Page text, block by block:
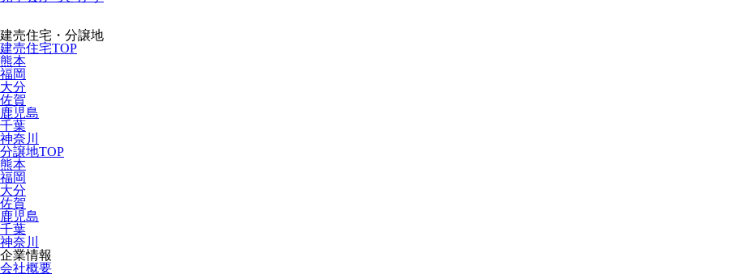
建売住宅・分譲地
建売住宅TOP
熊本
福岡
大分
佐賀
鹿児島
千葉
神奈川
分譲地TOP
熊本
福岡
大分
佐賀
鹿児島
千葉
神奈川
企業情報
会社概要